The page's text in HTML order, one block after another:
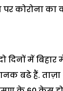
कोरोना का
दिनों में बिहार
बढे हैं.